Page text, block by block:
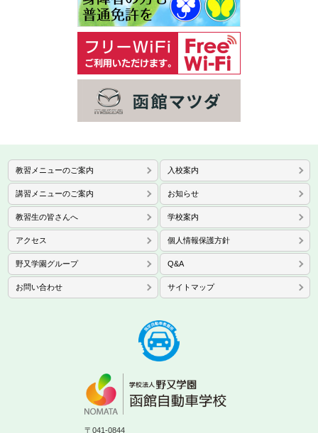
教習メニューのご案内 入校案内
講習メニューのご案内 お知らせ
教習生の皆さんへ 学校案内
アクセス 個人情報保護方針
野又学園グループ Q&A
お問い合わせ サイトマップ
〒041-0844